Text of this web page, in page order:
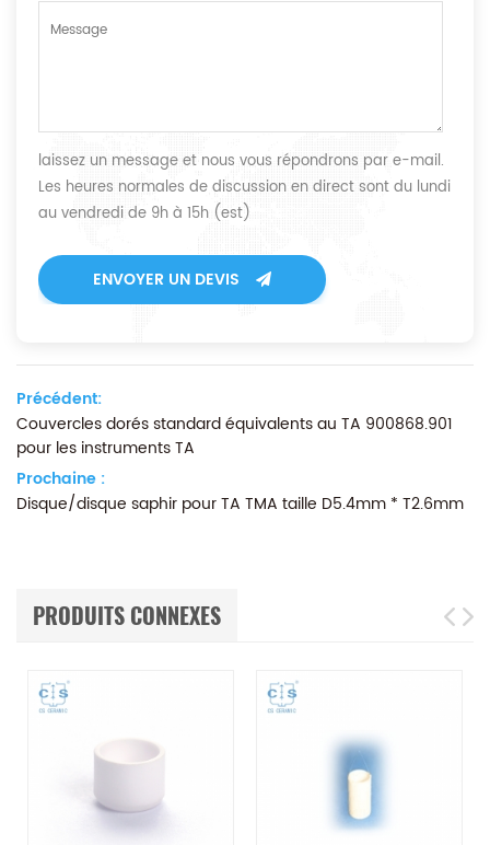
laissez un message et nous vous répondrons par e-mail.
Les heures normales de discussion en direct sont du lundi
au vendredi de 9h à 15h (est)
ENVOYER UN DEVIS
Précédent:
Couvercles dorés standard équivalents au TA 900868.901
pour les instruments TA
Prochaine :
Disque/disque saphir pour TA TMA taille D5.4mm * T2.6mm
PRODUITS CONNEXES